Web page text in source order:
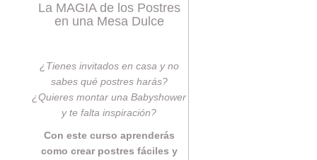
La MAGIA de los Postres
en una Mesa Dulce
¿Tienes invitados en casa y no
sabes qué postres harás?
¿Quieres montar una Babyshower
y te falta inspiración?
Con este curso aprenderás
como crear postres fáciles y